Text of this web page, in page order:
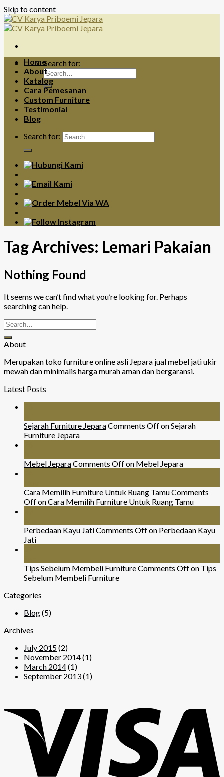
Skip to content
Search for:
Home
About
Katalog
Cara Pemesanan
Custom Furniture
Testimonial
Blog
Search for:
Tag Archives: Lemari Pakaian
Nothing Found
It seems we can’t find what you’re looking for. Perhaps
searching can help.
About
Merupakan toko furniture online asli Jepara jual mebel jati ukir
mewah dan minimalis harga murah aman dan bergaransi.
Latest Posts
Sejarah Furniture JeparaComments Offon Sejarah
Furniture Jepara
Mebel JeparaComments Offon Mebel Jepara
Cara Memilih Furniture Untuk Ruang TamuComments
Offon Cara Memilih Furniture Untuk Ruang Tamu
Perbedaan Kayu JatiComments Offon Perbedaan Kayu
Jati
Tips Sebelum Membeli FurnitureComments Offon Tips
Sebelum Membeli Furniture
Categories
Blog(5)
Archives
July 2015(2)
November 2014(1)
March 2014(1)
September 2013(1)